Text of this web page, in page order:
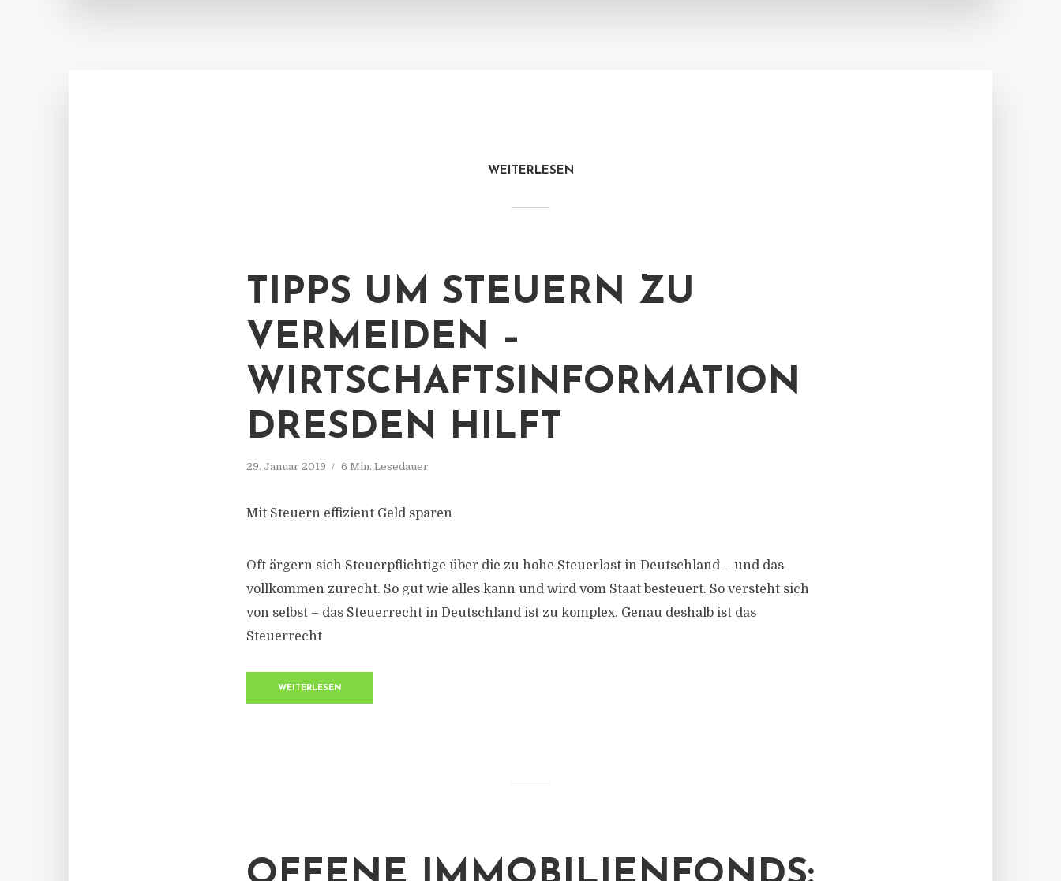
WEITERLESEN
TIPPS UM STEUERN ZU
VERMEIDEN –
WIRTSCHAFTSINFORMATION
DRESDEN HILFT
29. Januar 2019 6 Min. Lesedauer
Mit Steuern effizient Geld sparen
Oft ärgern sich Steuerpflichtige über die zu hohe Steuerlast in Deutschland – und das
vollkommen zurecht. So gut wie alles kann und wird vom Staat besteuert. So versteht sich
von selbst – das Steuerrecht in Deutschland ist zu komplex. Genau deshalb ist das
Steuerrecht
WEITERLESEN